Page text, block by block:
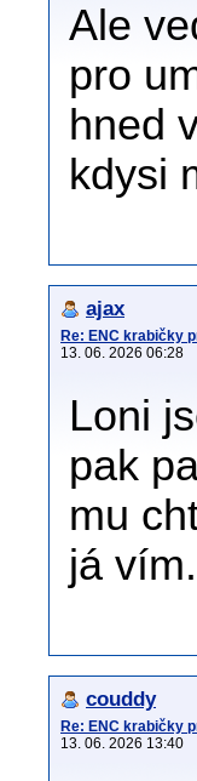
Ale
pro
hned
kdysi
ajax
Re: ENC krabičky
13. 06. 2026 06:28
Loni
pak
mu
já vím.
couddy
Re: ENC krabičky
13. 06. 2026 13:40